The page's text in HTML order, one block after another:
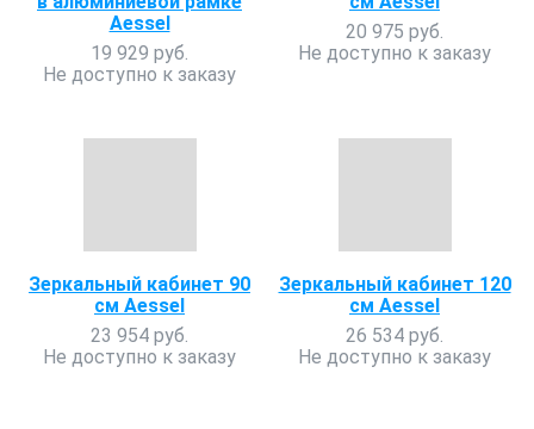
Aessel
19 929 руб.
Не доступно к заказу
20 975 руб.
Не доступно к заказу
Зеркальный кабинет 90
см Aessel
23 954 руб.
Не доступно к заказу
Зеркальный кабинет 120
см Aessel
26 534 руб.
Не доступно к заказу